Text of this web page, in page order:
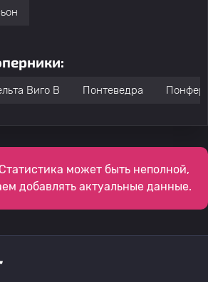
Виго B Понтеведра
может быть неполной,
добавлять актуальные данные.